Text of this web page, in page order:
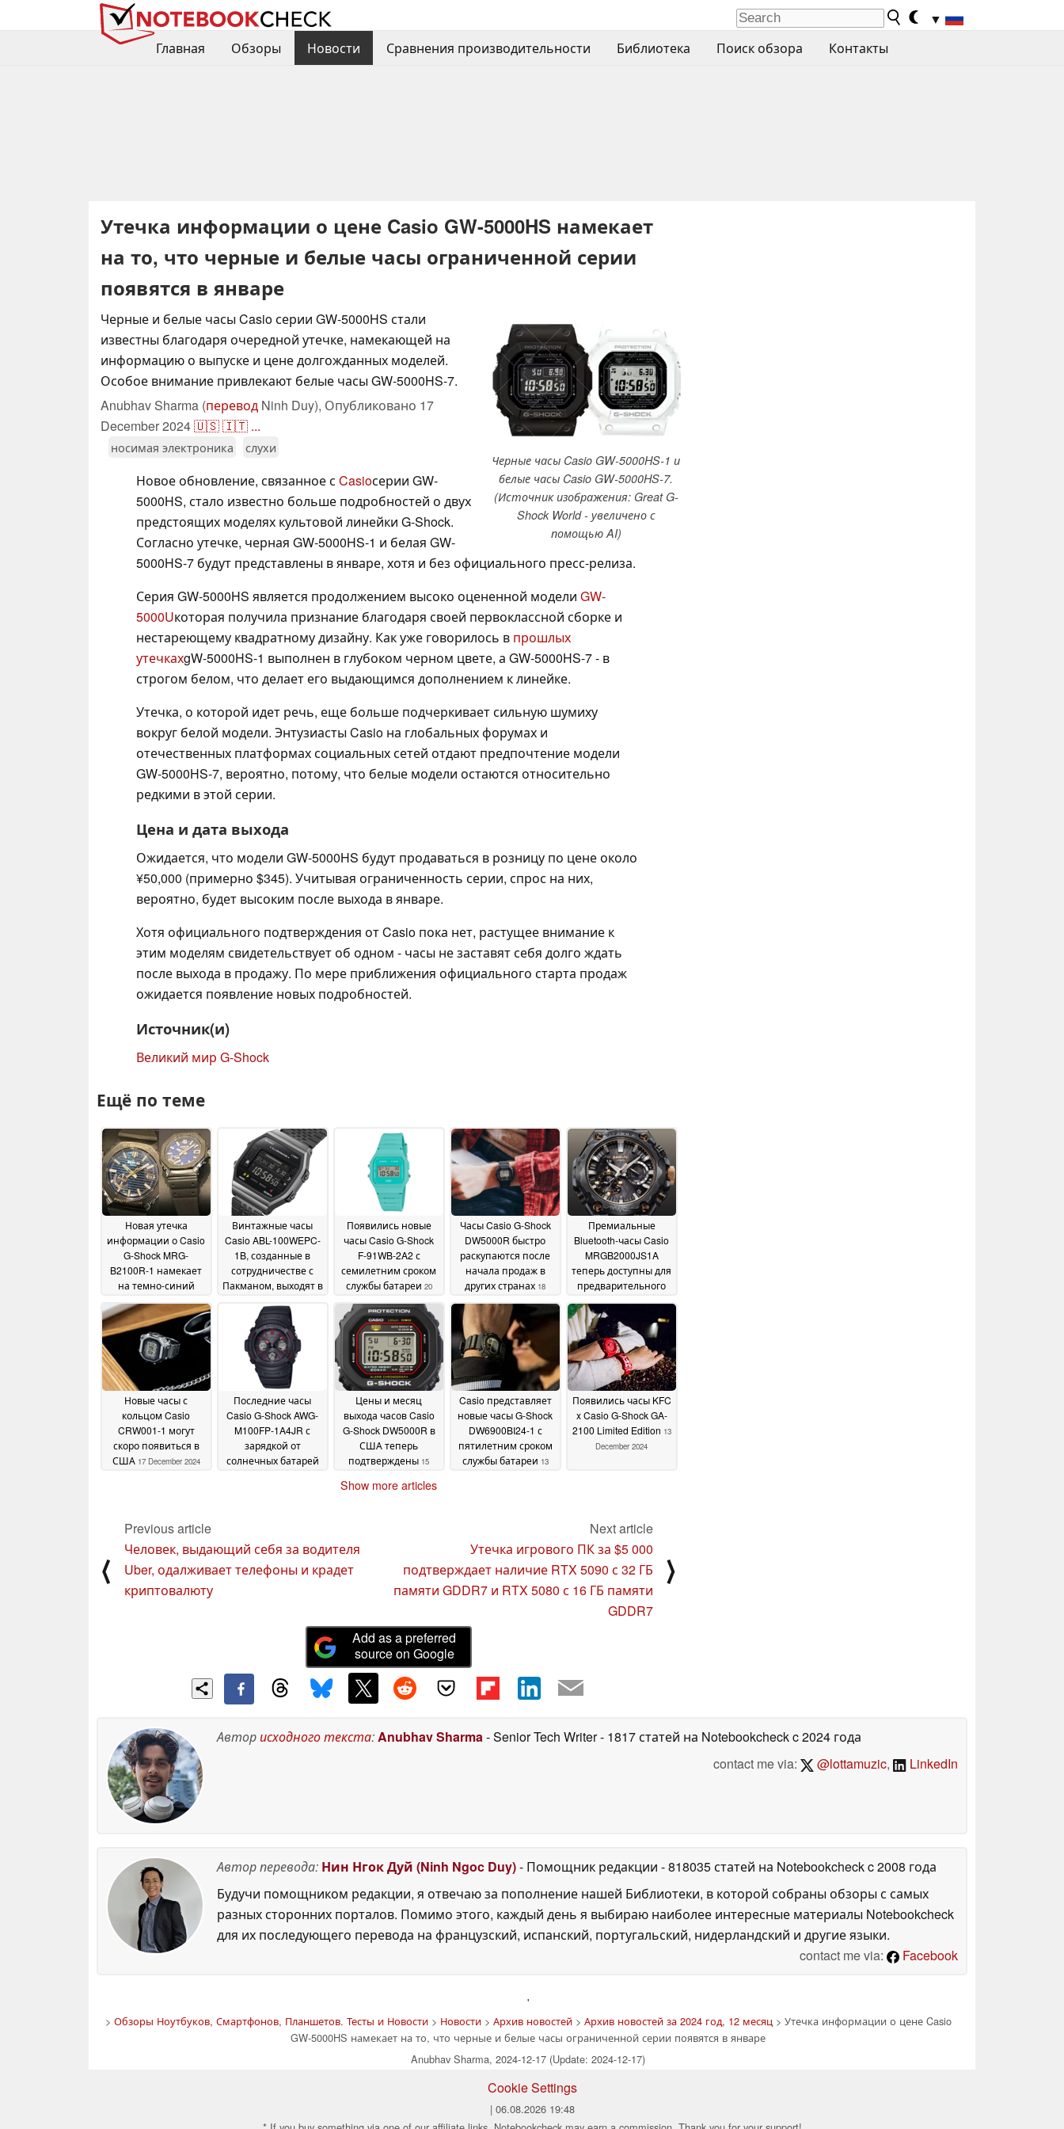
▼
Главная
Обзоры Новости Сравнения производительности Библиотека Поиск обзора Контакты
Утечка информации о цене Casio GW-5000HS намекает
на то, что черные и белые часы ограниченной серии
появятся в январе
Черные часы Casio GW-5000HS-1 и
белые часы Casio GW-5000HS-7.
(Источник изображения: Great G-
Shock World - увеличено с
помощью AI)
Черные и белые часы Casio серии GW-5000HS стали
известны благодаря очередной утечке, намекающей на
информацию о выпуске и цене долгожданных моделей.
Особое внимание привлекают белые часы GW-5000HS-7.
Anubhav Sharma (перевод Ninh Duy), Опубликовано 17
December 2024🇺🇸🇮🇹 ...
носимая электроника слухи
Новое обновление, связанное с Casioсерии GW-
5000HS, стало известно больше подробностей о двух
предстоящих моделях культовой линейки G-Shock.
Согласно утечке, черная GW-5000HS-1 и белая GW-
5000HS-7 будут представлены в январе, хотя и без официального пресс-релиза.
Серия GW-5000HS является продолжением высоко оцененной модели GW-
5000Uкоторая получила признание благодаря своей первоклассной сборке и
нестареющему квадратному дизайну. Как уже говорилось в прошлых
утечкахgW-5000HS-1 выполнен в глубоком черном цвете, а GW-5000HS-7 - в
строгом белом, что делает его выдающимся дополнением к линейке.
Утечка, о которой идет речь, еще больше подчеркивает сильную шумиху
вокруг белой модели. Энтузиасты Casio на глобальных форумах и
отечественных платформах социальных сетей отдают предпочтение модели
GW-5000HS-7, вероятно, потому, что белые модели остаются относительно
редкими в этой серии.
Цена и дата выхода
Ожидается, что модели GW-5000HS будут продаваться в розницу по цене около
¥50,000 (примерно $345). Учитывая ограниченность серии, спрос на них,
вероятно, будет высоким после выхода в январе.
Хотя официального подтверждения от Casio пока нет, растущее внимание к
этим моделям свидетельствует об одном - часы не заставят себя долго ждать
после выхода в продажу. По мере приближения официального старта продаж
ожидается появление новых подробностей.
Источник(и)
Великий мир G-Shock
Ещё по теме
Новая утечка
информации о Casio
G-Shock MRG-
B2100R-1 намекает
на темно-синий
японском стиле и
титановую
конструкцию
December 2024
Винтажные часы
Casio ABL-100WEPC-
1B, созданные в
сотрудничестве с
Пакманом, выходят в
отслеживания шагов
и Bluetooth21 December
2024
Появились новые
часы Casio G-Shock
F-91WB-2A2 с
семилетним сроком
службы батареи 20
December 2024
Часы Casio G-Shock
DW5000R быстро
раскупаются после
начала продаж в
других странах 18
December 2024
Премиальные
Bluetooth-часы Casio
MRGB2000JS1A
теперь доступны для
предварительного
18
December 2024
Новые часы с
кольцом Casio
CRW001-1 могут
скоро появиться в
США 17 December 2024
Последние часы
Casio G-Shock AWG-
M100FP-1A4JR с
зарядкой от
солнечных батарей
Цены и месяц
выхода часов Casio
G-Shock DW5000R в
США теперь
подтверждены 15
Casio представляет
новые часы G-Shock
DW6900BI24-1 с
пятилетним сроком
службы батареи 13
Появились часы KFC
x Casio G-Shock GA-
2100 Limited Edition 13
December 2024
Show more articles
⟨
Previous article
Человек, выдающий себя за водителя
Uber, одалживает телефоны и крадет
криптовалюту
Next article
Утечка игрового ПК за $5 000
подтверждает наличие RTX 5090 с 32 ГБ
памяти GDDR7 и RTX 5080 с 16 ГБ памяти
GDDR7
⟩
Add as a preferred
source on Google
Авторисходного текста:Anubhav Sharma- Senior Tech Writer- 1817 статей на Notebookcheckc 2024 года
contact me via:
@lottamuzic, LinkedIn
Автор перевода: Нин Нгок Дуй (Ninh Ngoc Duy)- Помощник редакции - 818035 статей на Notebookcheckc 2008 года
Будучи помощником редакции, я отвечаю за пополнение нашей Библиотеки, в которой собраны обзоры с самых
разных сторонних порталов. Помимо этого, каждый день я выбираю наиболее интересные материалы Notebookcheck
для их последующего перевода на французский, испанский, португальский, нидерландский и другие языки.
contact me via:
Facebook
'
> Обзоры Ноутбуков, Смартфонов, Планшетов. Тесты и Новости> Новости> Архив новостей> Архив новостей за 2024 год, 12 месяц > Утечка информации о цене Casio
GW-5000HS намекает на то, что черные и белые часы ограниченной серии появятся в январе
Anubhav Sharma, 2024-12-17 (Update: 2024-12-17)
Cookie Settings
| 06.08.2026 19:48